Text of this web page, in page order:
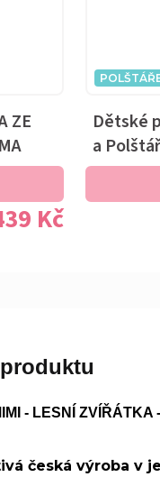
ZE
Kč
Dětské
a
- LESNÍ ZVÍŘÁTKA
česká výroba v